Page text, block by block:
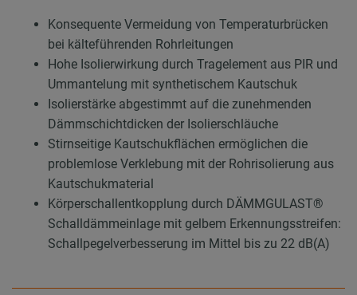
Konsequente Vermeidung von Temperaturbrücken
bei kälteführenden Rohrleitungen
Hohe Isolierwirkung durch Tragelement aus PIR und
Ummantelung mit synthetischem Kautschuk
Isolierstärke abgestimmt auf die zunehmenden
Dämmschichtdicken der Isolierschläuche
Stirnseitige Kautschukflächen ermöglichen die
problemlose Verklebung mit der Rohrisolierung aus
Kautschukmaterial
Körperschallentkopplung durch DÄMMGULAST®
Schalldämmeinlage mit gelbem Erkennungsstreifen:
Schallpegelverbesserung im Mittel bis zu 22 dB(A)